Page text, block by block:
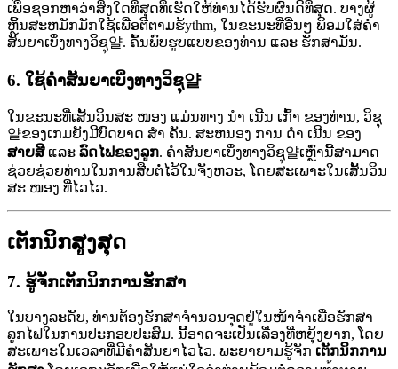
ເພື່ອຊອກຫາວ່າສິ່ງໃດທີ່ສຸດທີ່ເຮັດໃຫ້ທ່ານໄດ້ຮັບຜົນດີທີ່ສຸດ. ບາງຜູ້
ຫຼິ້ນສະຫມັກມັກໃຊ້ເພື່ອຕີຕາມຮ້ythm, ໃນຂະນະທີ່ອື່ນໆ ພິອມໃສ່ຄໍາ
ສັນຍາເບິ່ງທາງວິຊຸ얄. ຄົ້ນພົບຮູບແບບຂອງທ່ານ ແລະ ຮັກສາມັນ.
6. ໃຊ້ຄໍາສັນຍາເບິ່ງທາງວິຊຸ얄
ໃນຂະນະທີ່ເສັ້ນວິນສະ ໜອງ ແມ່ນທາງ ນໍາ ເນີນ ເກົ້າ ຂອງທ່ານ, ວິຊຸ
얄ຂອງເກມຍັງມີບົດບາດ ສຳ ຄັນ. ສະຫນອງ ການ ດຳ ເນີນ ຂອງ
ສາຍສີແລະ ລົດໄຟຂອງລູກ. ຄໍາສັນຍາເບິ່ງທາງວິຊຸ얄ເຫຼົ່ານີ້ສາມາດ
ຊ່ວຍຊ່ວຍທ່ານໃນການສືບຕໍ່ໄວ້ໃນຈັງຫວະ, ໂດຍສະເພາະໃນເສັ້ນວິນ
ສະ ໜອງ ທີ່ໄວໄວ.
ເຕັກນິກສູງສຸດ
7. ຮູ້ຈັກເຕັກນິກການຮັກສາ
ໃນບາງລະດັບ, ທ່ານຕ້ອງຮັກສາຈໍານວນຈຸດຢູ່ໃນໜ້າຈໍາເພື່ອຮັກສາ
ລູກໄຟໃນການປະກອບປະສົມ. ນີ້ອາດຈະເປັນເລື່ອງທີ່ຫຍຸ້ງຍາກ, ໂດຍ
ສະເພາະໃນເວລາທີ່ມີຄໍາສັນຍາໄວໄວ. ພະຍາຍາມຮູ້ຈັກ ເຕັກນິກການ